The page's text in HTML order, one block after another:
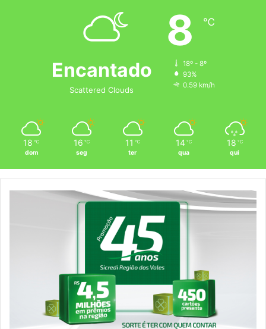
Encantado
Scattered Clouds
8 ℃
18º - 8º
93%
0.59 km/h
18 ℃
dom
16 ℃
seg
11 ℃
ter
14 ℃
qua
18 ℃
qui